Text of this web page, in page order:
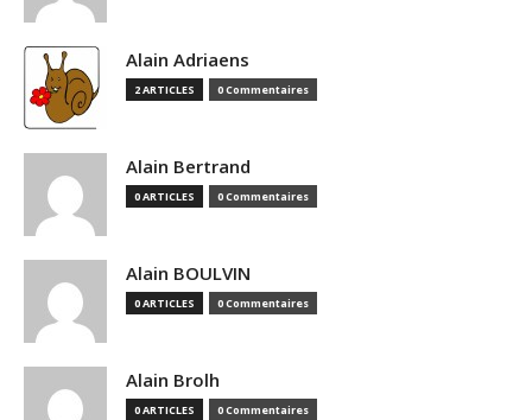
Alain Adriaens
2 ARTICLES 0 Commentaires
Alain Bertrand
0 ARTICLES 0 Commentaires
Alain BOULVIN
0 ARTICLES 0 Commentaires
Alain Brolh
0 ARTICLES 0 Commentaires